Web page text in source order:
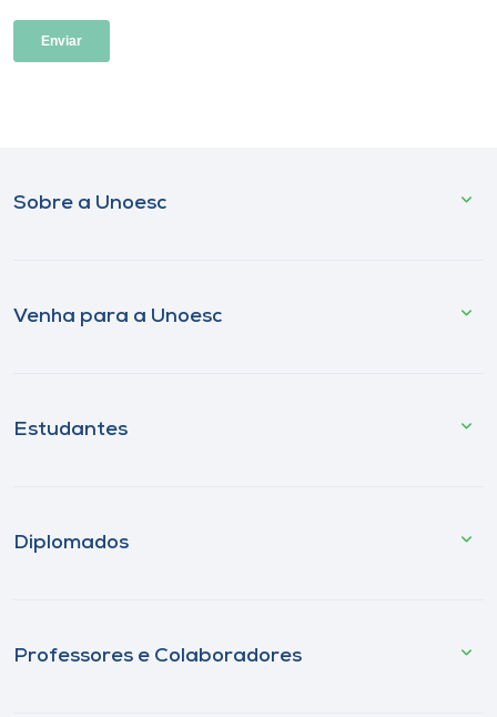
Sobre a Unoesc
Venha para a Unoesc
Estudantes
Diplomados
Professores e Colaboradores